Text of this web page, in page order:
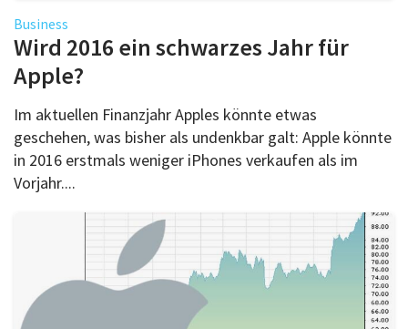
Business
Wird 2016 ein schwarzes Jahr für
Apple?
Im aktuellen Finanzjahr Apples könnte etwas
geschehen, was bisher als undenkbar galt: Apple könnte
in 2016 erstmals weniger iPhones verkaufen als im
Vorjahr....